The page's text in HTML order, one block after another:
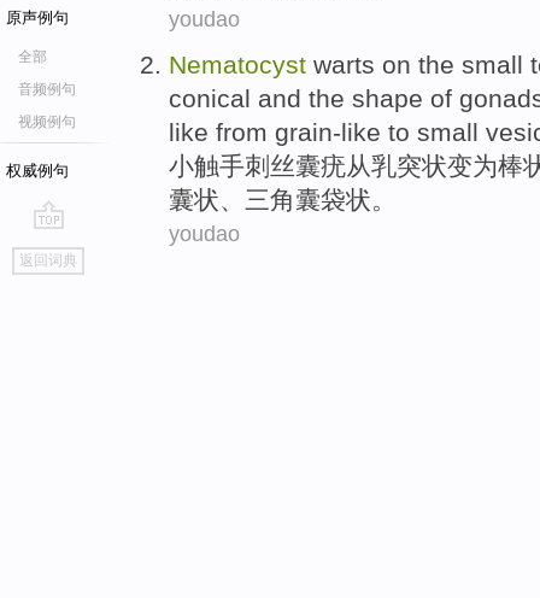
原声例句
全部
音频例句
视频例句
权威例句
go
top
返回词典
youdao
Nematocyst warts on the small
conical and the shape of
like from grain-like to small
小触手刺丝囊疣从乳突状变为棒
囊状、 三角囊袋状。
youdao